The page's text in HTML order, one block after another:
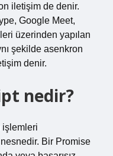
iletişim de denir.
Google Meet,
üzerinden yapılan
şekilde asenkron
denir.
nedir?
işlemleri
Bir Promise